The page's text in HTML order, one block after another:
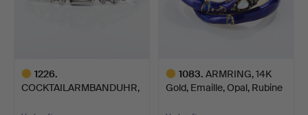
1226.
COCKTAILARMBANDUHR,
1083. ARMRING, 14K
Gold, Emaille, Opal, Rubine